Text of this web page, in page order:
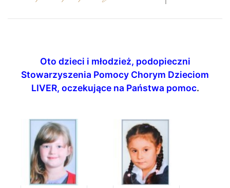
Oto dzieci i młodzież, podopieczni
Stowarzyszenia Pomocy Chorym Dzieciom
LIVER, oczekujące na Państwa pomoc.